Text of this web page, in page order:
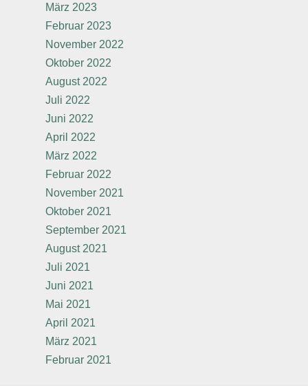
März 2023
Februar 2023
November 2022
Oktober 2022
August 2022
Juli 2022
Juni 2022
April 2022
März 2022
Februar 2022
November 2021
Oktober 2021
September 2021
August 2021
Juli 2021
Juni 2021
Mai 2021
April 2021
März 2021
Februar 2021